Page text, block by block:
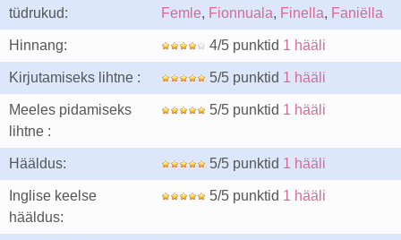
tüdrukud:
Femle, Fionnuala, Finella, Faniëlla
Hinnang: 4/5 punktid 1 hääli
Kirjutamiseks lihtne : 5/5 punktid 1 hääli
Meeles pidamiseks
lihtne :
5/5 punktid 1 hääli
Hääldus: 5/5 punktid 1 hääli
Inglise keelse
hääldus:
5/5 punktid 1 hääli